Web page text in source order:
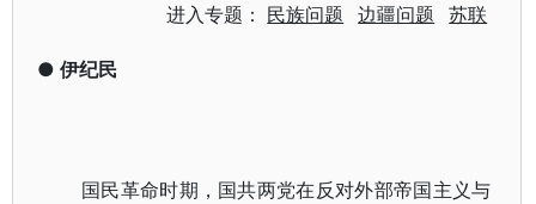
进入专题： 民族问题 边疆问题 苏联
● 伊纪民
国民革命时期，国共两党在反对外部帝国主义与